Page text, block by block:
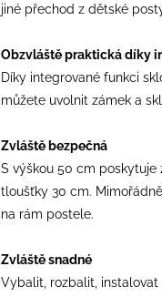
jiné přechod z dětské
Obzvláště praktická díky
Díky integrované funkci
můžete uvolnit zámek a
Zvláště bezpečná
S výškou 50 cm poskytuje
tloušťky 30 cm.
na rám postele.
Zvláště snadné
Vybalit, rozbalit, instalovat